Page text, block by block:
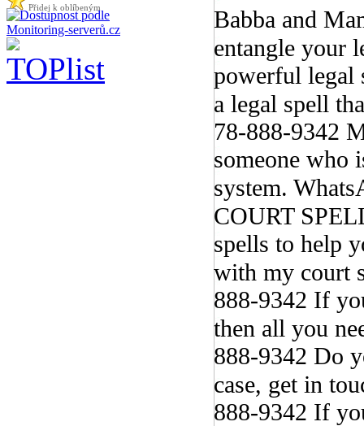
Babba and
entangle your
powerful legal
a legal spell
78-888-9342
someone who
system.
COURT
spells to help
with my court
888-9342 If
then all you
888-9342 Do
case, get in
888-9342 If
Přidej k oblíbeným